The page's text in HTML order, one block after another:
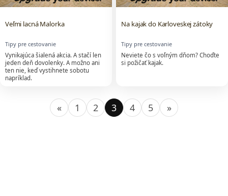
Veľmi lacná Malorka
Tipy pre cestovanie
Vynikajúca šialená akcia. A stačí len
jeden deň dovolenky. A možno ani
ten nie, keď vystihnete sobotu
napríklad.
Na kajak do Karloveskej zátoky
Tipy pre cestovanie
Neviete čo s voľným dňom? Choďte
si požičať kajak.
« 1 2 3 4 5 »